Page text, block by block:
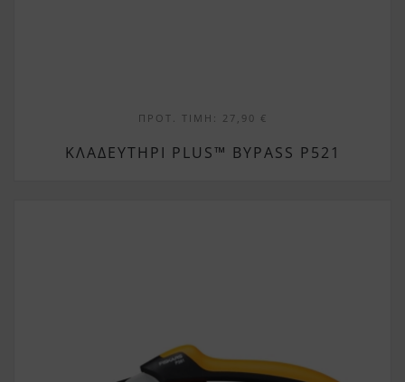
ΠΡΟΤ. ΤΙΜΉ: 27,90 €
ΚΛΑΔΕΥΤΉΡΙ PLUS™ BYPASS P521